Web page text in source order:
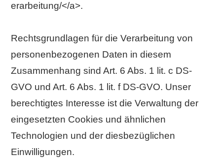
erarbeitung/</a>.
Rechtsgrundlagen für die Verarbeitung von
personenbezogenen Daten in diesem
Zusammenhang sind Art. 6 Abs. 1 lit. c DS-
GVO und Art. 6 Abs. 1 lit. f DS-GVO. Unser
berechtigtes Interesse ist die Verwaltung der
eingesetzten Cookies und ähnlichen
Technologien und der diesbezüglichen
Einwilligungen.